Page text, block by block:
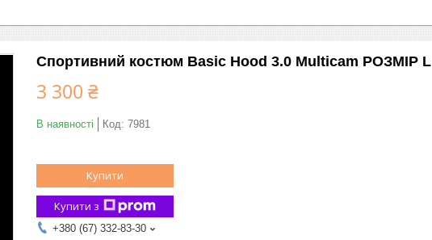
Спортивний костюм Basic Hood 3.0 Multicam РОЗМІР L
3 300 ₴
В наявності Код: 7981
Купити
Купити з
+380 (67) 332-83-30